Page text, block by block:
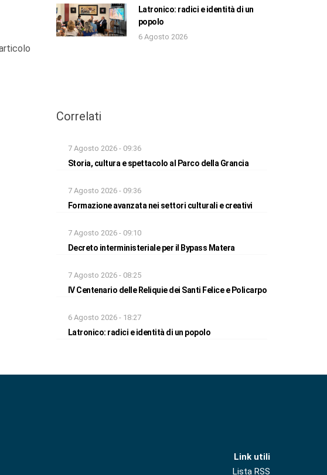
Latronico: radici e identità di un
popolo
6 Agosto 2026
Correlati
7 Agosto 2026 - 09:36
Storia, cultura e spettacolo al Parco della Grancia
7 Agosto 2026 - 09:36
Formazione avanzata nei settori culturali e creativi
7 Agosto 2026 - 09:10
Decreto interministeriale per il Bypass Matera
7 Agosto 2026 - 08:25
IV Centenario delle Reliquie dei Santi Felice e Policarpo
6 Agosto 2026 - 18:27
Latronico: radici e identità di un popolo
Link utili
Lista RSS